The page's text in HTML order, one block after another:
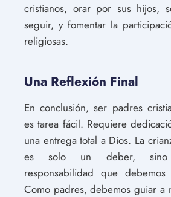
cristianos, orar por sus hijos,
seguir, y fomentar la
religiosas.
Una Reflexión Final
En conclusión, ser padres
es tarea fácil. Requiere
una entrega total a Dios. La
es solo un deber, sino
responsabilidad que
Como padres, debemos guiar a